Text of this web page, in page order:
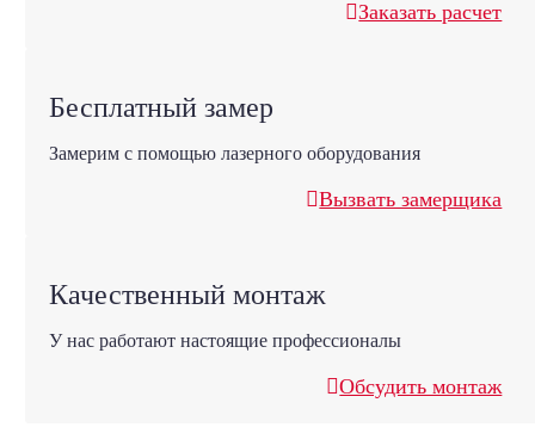
Заказать расчет
Бесплатный замер
Замерим с помощью лазерного оборудования
Вызвать замерщика
Качественный монтаж
У нас работают настоящие профессионалы
Обсудить монтаж